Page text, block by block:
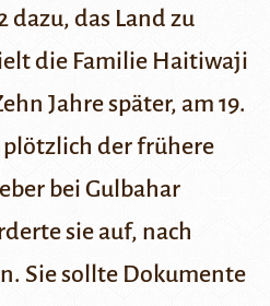
dazu, das Land zu
die Familie Haitiwaji
Jahre später, am 19.
plötzlich der frühere
bei Gulbahar
sie auf, nach
Sie sollte Dokumente